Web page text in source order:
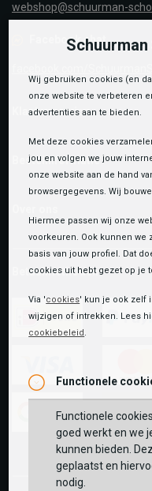
webshop@schuurman-
Facebook chat
Klantenservice
Bestelinformatie
Betaalmethoden
visa
fashion-
cheque
Wij gebruiken cookies (en
onze website te verbeteren
advertenties aan te bieden.
Met deze cookies
jou en volgen we jouw
onze website aan de hand
browsergegevens. Wij
Hiermee passen wij onze
voorkeuren. Ook kunnen we
basis van jouw profiel. Dat
cookies uit hebt gezet op je
Via 'cookies' kun je ook zelf
wijzigen of intrekken. Lees
cookiebeleid .
Functionele
Functionele
goed werkt en we
kunnen bieden.
geplaatst en
nodig.